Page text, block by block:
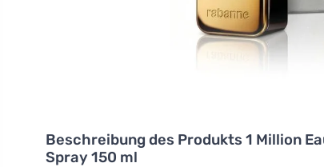
Beschreibung des Produkts 1 Million
Spray 150 ml